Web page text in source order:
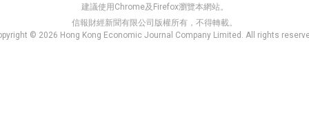
建議使用Chrome及Firefox瀏覽本網站。
信報財經新聞有限公司版權所有，不得轉載。
© 2026 Hong Kong Economic Journal Company Limited. All rights